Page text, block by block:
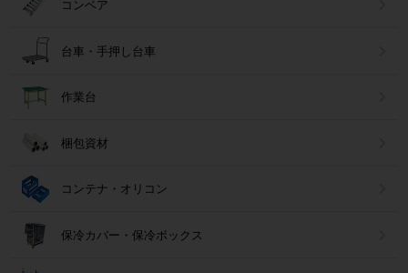
コンベア
台車・手押し台車
作業台
梱包資材
コンテナ・オリコン
保冷カバー・保冷ボックス